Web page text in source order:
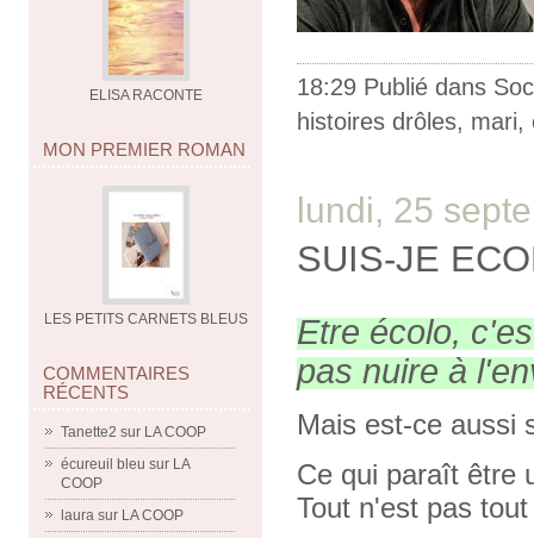
ELISA RACONTE
MON PREMIER ROMAN
LES PETITS CARNETS BLEUS
COMMENTAIRES
RÉCENTS
Tanette2 sur LA COOP
écureuil bleu sur LA
COOP
laura sur LA COOP
18:29 Publié dans
histoires drôles, mari,
lundi, 25
SUIS-JE
Etre écolo,
pas nuire à
Mais est-ce aussi
Ce qui paraît être
Tout n'est pas